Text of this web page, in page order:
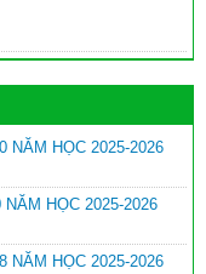
NĂM HỌC 2025-2026
HỌC 2025-2026
NĂM HỌC 2025-2026